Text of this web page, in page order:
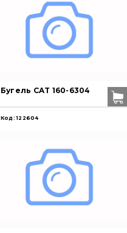
Бугель CAT 160-6304
Код: 122604